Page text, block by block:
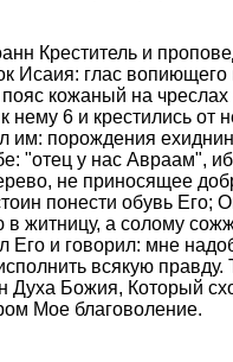
Креститель и
Исаия: глас
кожаный на
нему 6 и крестились
им: порождения
"отец у нас Авраам",
не приносящее
понести обувь Его;
житницу, а солому
и говорил: мне
всякую
Духа Божия, Который
Мое благоволение.